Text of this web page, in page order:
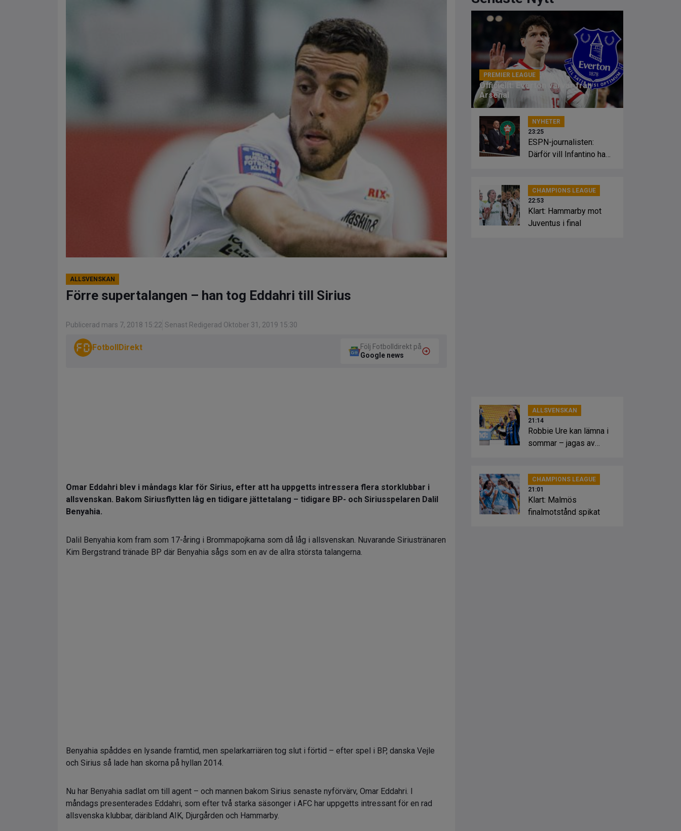
ALLSVENSKAN
Förre supertalangen – han tog Eddahri till Sirius
Publicerad mars 7, 2018 15:22 Senast Redigerad Oktober 31, 2019 15:30
FotbollDirekt
Följ Fotbolldirekt på
Google news
Omar Eddahri blev i måndags klar för Sirius, efter att ha uppgetts intressera flera storklubbar i
allsvenskan. Bakom Siriusflytten låg en tidigare jättetalang – tidigare BP- och Siriusspelaren Dalil
Benyahia.
Dalil Benyahia kom fram som 17-åring i Brommapojkarna som då låg i allsvenskan. Nuvarande Siriustränaren
Kim Bergstrand tränade BP där Benyahia sågs som en av de allra största talangerna.
Benyahia spåddes en lysande framtid, men spelarkarriären tog slut i förtid – efter spel i BP, danska Vejle
och Sirius så lade han skorna på hyllan 2014.
Nu har Benyahia sadlat om till agent – och mannen bakom Sirius senaste nyförvärv, Omar Eddahri. I
måndags presenterades Eddahri, som efter två starka säsonger i AFC har uppgetts intressant för en rad
allsvenska klubbar, däribland AIK, Djurgården och Hammarby.
PREMIER LEAGUE
Officiellt: Everton värvar från
Arsenal
NYHETER
23:25
ESPN-journalisten:
Därför vill Infantino ha
CHAMPIONS LEAGUE
22:53
Klart: Hammarby mot
Juventus i final
ALLSVENSKAN
21:14
Robbie Ure kan lämna i
sommar – jagas av
CHAMPIONS LEAGUE
21:01
Klart: Malmös
finalmotstånd spikat